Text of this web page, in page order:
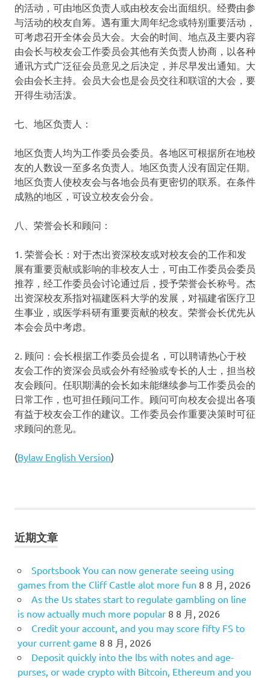
的活动，可由地区负责人或由校友会出面组织。经费由参
与活动的校友自筹。遇有重大周年纪念或特别重要活动，
可考虑召开全体会员大会。大会的时间、地点及主要内容
由会长与校友会工作委员会其他有关负责人协商，以各种
通讯方式广泛征会员意见之后决定，并尽早发出通知。大
会由会长主持。会员大会也是会员交往和联谊的大会，要
开得生动活泼。
七、地区负责人：
地区负责人均为工作委员会委员。各地区可根据所在地校
友的人数设一至多名负责人。地区负责人没有固定任期。
地区负责人使校友会与各地会员有更密切的联系。在条件
成熟的地区，可设立校友会分会。
八、荣誉会长和顾问：
1. 荣誉会长：对于杰出资深校友或对校友会的工作和发
展有重要贡献或影响的非校友人士，可由工作委员会委员
推荐，经工作委员会讨论通过后，授予荣誉会长称号。杰
出资深校友系指对福建医科大学的发展，对福建省医疗卫
生事业，或医学科研有重要贡献的校友。荣誉会长优先从
本会会员中考虑。
2. 顾问：会长根据工作委员会提名，可以聘请热心于校
友会工作的资深会员或会外有经验或专长的人士，担当校
友会顾问。任职期满的会长如未能继续参与工作委员会的
日常工作，也可担任顾问工作。顾问可向校友会提出各项
有益于校友会工作的建议。工作委员会作重要决策时可征
求顾问的意见。
(Bylaw English Version)
近期文章
Sportsbook You can now generate seeing using
games from the Cliff Castle alot more fun 8 8 月, 2026
As the Us states start to regulate gambling on line
is now actually much more popular 8 8 月, 2026
Credit your account, and you may score fifty FS to
your current game 8 8 月, 2026
Deposit quickly into the lbs with notes and age-
purses, or wade crypto with Bitcoin, Ethereum and you